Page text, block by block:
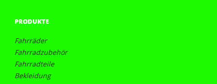
PRODUKTE
Fahrräder
Fahrradzubehör
Fahrradteile
Bekleidung